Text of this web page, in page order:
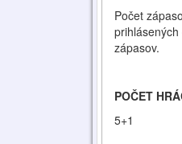
Počet
zápasov.
POČET
5+1